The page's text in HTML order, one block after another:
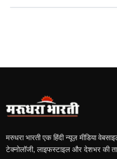
मरुधरा भारती एक हिंदी न्यूज़ मीडिया
टेक्नोलॉजी, लाइफस्टाइल और देशभर की